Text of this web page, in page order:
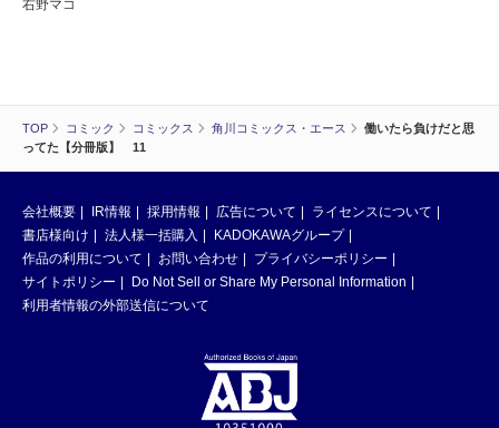
TOP コミック コミックス 角川コミックス・エース
働いたら負けだと思
ってた【分冊版】 11
右野マコ
会社概要 IR情報 採用情報 広告について
ライセンスについて
書店様向け
法人様一括購入
KADOKAWAグループ
作品の利用について
お問い合わせ
プライバシーポリシー
サイトポリシー
Do Not Sell or Share My Personal Information
利用者情報の外部送信について